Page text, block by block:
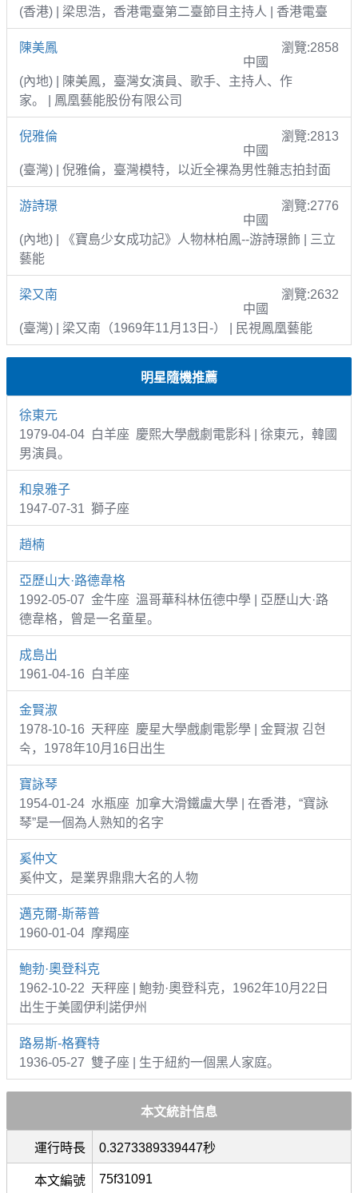
(香港) | 梁思浩，香港電臺第二臺節目主持人 | 香港電臺
陳美鳳
瀏覽:2858
中國
(內地) | 陳美鳳，臺灣女演員、歌手、主持人、作
家。 | 鳳凰藝能股份有限公司
倪雅倫
瀏覽:2813
中國
(臺灣) | 倪雅倫，臺灣模特，以近全裸為男性雜志拍封面
游詩璟
瀏覽:2776
中國
(內地) | 《寶島少女成功記》人物林柏鳳--游詩璟飾 | 三立
藝能
梁又南
瀏覽:2632
中國
(臺灣) | 梁又南（1969年11月13日-） | 民視鳳凰藝能
明星隨機推薦
徐東元
1979-04-04 白羊座 慶熙大學戲劇電影科 | 徐東元，韓國
男演員。
和泉雅子
1947-07-31 獅子座
趙楠
亞歷山大·路德韋格
1992-05-07 金牛座 溫哥華科林伍德中學 | 亞歷山大·路
德韋格，曾是一名童星。
成島出
1961-04-16 白羊座
金賢淑
1978-10-16 天秤座 慶星大學戲劇電影學 | 金賢淑 김현
숙，1978年10月16日出生
寶詠琴
1954-01-24 水瓶座 加拿大滑鐵盧大學 | 在香港，“寶詠
琴”是一個為人熟知的名字
奚仲文
奚仲文，是業界鼎鼎大名的人物
邁克爾-斯蒂普
1960-01-04 摩羯座
鮑勃·奧登科克
1962-10-22 天秤座 | 鮑勃·奧登科克，1962年10月22日
出生于美國伊利諾伊州
路易斯-格賽特
1936-05-27 雙子座 | 生于紐約一個黑人家庭。
本文統計信息
運行時長 0.3273389339447秒
本文編號 75f31091